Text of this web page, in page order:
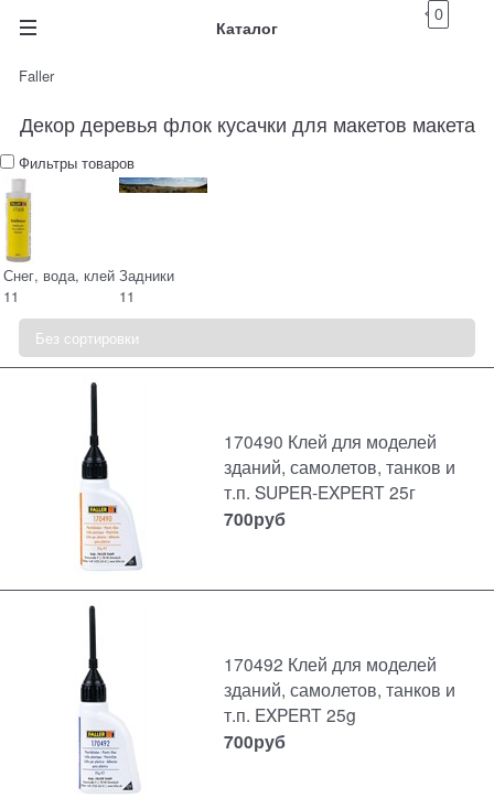
Каталог
0
Faller
Декор деревья флок кусачки для макетов макета
Фильтры товаров
Снег, вода, клей
11
Задники
11
170490 Клей для моделей
зданий, самолетов, танков и
т.п. SUPER-EXPERT 25г
700руб
170492 Клей для моделей
зданий, самолетов, танков и
т.п. EXPERT 25g
700руб